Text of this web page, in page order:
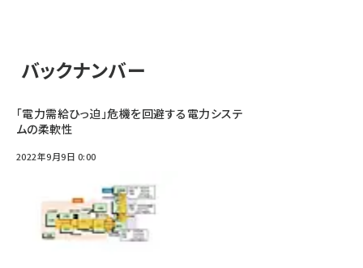
バックナンバー
「電力需給ひっ迫」危機を回避する電力システ
ムの柔軟性
2022年9月9日 0:00